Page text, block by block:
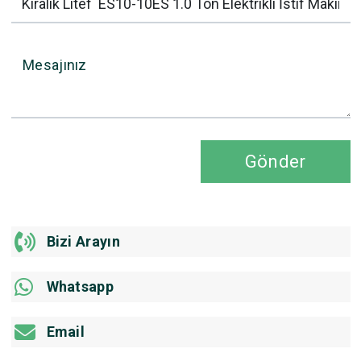
Mesajınız
Gönder
Bizi Arayın
Whatsapp
Email